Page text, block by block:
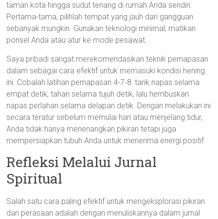
taman kota hingga sudut tenang di rumah Anda sendiri.
Pertama-tama, pilihlah tempat yang jauh dari gangguan
sebanyak mungkin. Gunakan teknologi minimal; matikan
ponsel Anda atau atur ke mode pesawat.
Saya pribadi sangat merekomendasikan teknik pernapasan
dalam sebagai cara efektif untuk memasuki kondisi hening
ini. Cobalah latihan pernapasan 4-7-8: tarik napas selama
empat detik, tahan selama tujuh detik, lalu hembuskan
napas perlahan selama delapan detik. Dengan melakukan ini
secara teratur sebelum memulai hari atau menjelang tidur,
Anda tidak hanya menenangkan pikiran tetapi juga
mempersiapkan tubuh Anda untuk menerima energi positif.
Refleksi Melalui Jurnal
Spiritual
Salah satu cara paling efektif untuk mengeksplorasi pikiran
dan perasaan adalah dengan menuliskannya dalam jurnal